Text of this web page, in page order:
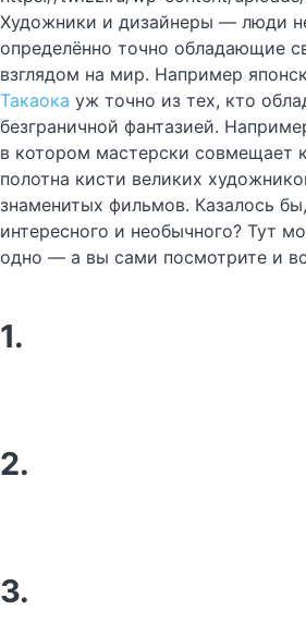
Художники и дизайнеры — люди
определённо точно обладающие
взглядом на мир. Например
Такаока уж точно из тех, кто
безграничной фантазией.
в котором мастерски совмещает
полотна кисти великих
знаменитых фильмов. Казалось
интересного и необычного? Тут
одно — а вы сами посмотрите и
1.
2.
3.